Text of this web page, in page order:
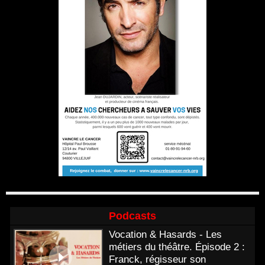
Podcasts
Vocation & Hasards - Les
métiers du théâtre. Épisode 2 :
Franck, régisseur son